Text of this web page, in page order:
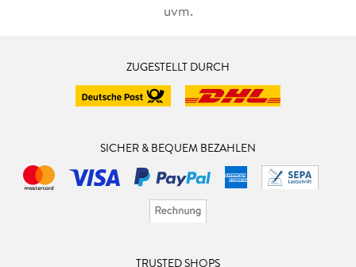
uvm.
ZUGESTELLT DURCH
SICHER & BEQUEM BEZAHLEN
TRUSTED SHOPS